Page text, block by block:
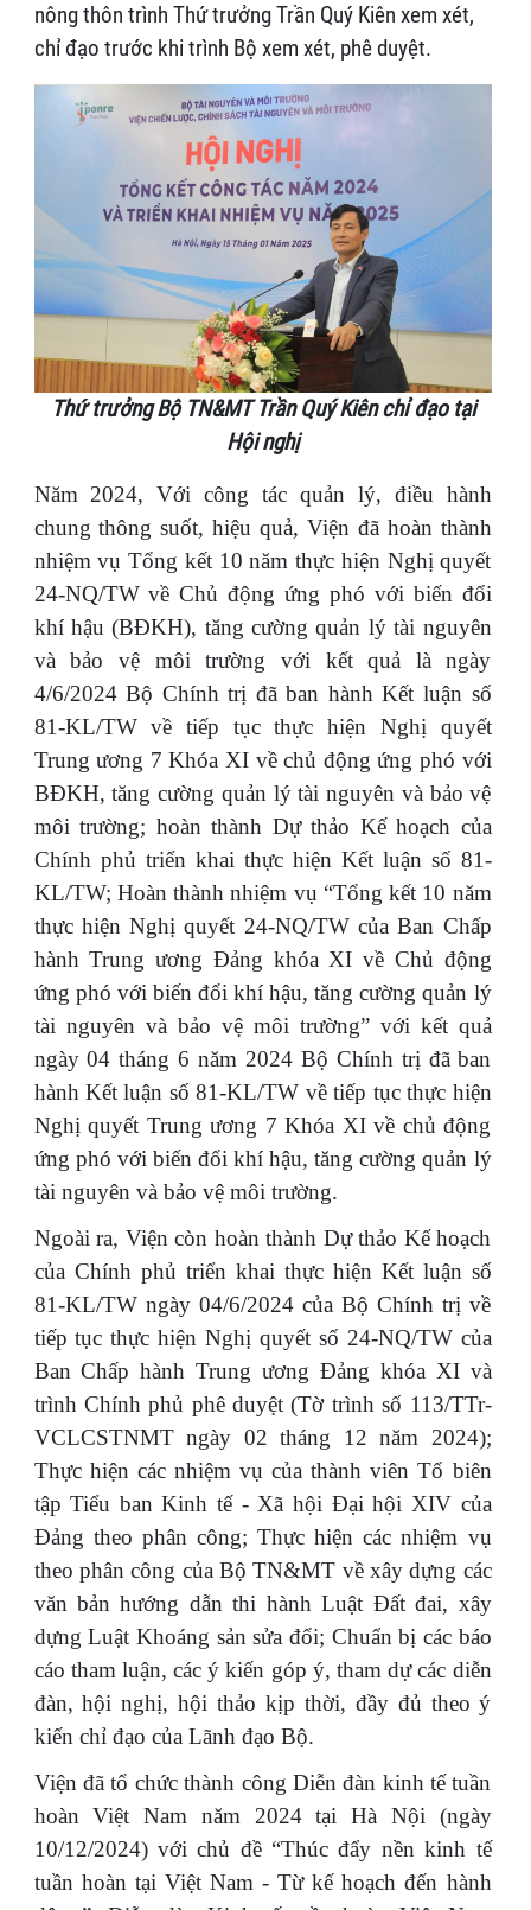
nông thôn trình Thứ trưởng Trần Quý Kiên xem xét,
chỉ đạo trước khi trình Bộ xem xét, phê duyệt.
Thứ trưởng Bộ TN&MT Trần Quý Kiên chỉ đạo tại
Hội nghị
Năm 2024, Với công tác quản lý, điều hành
chung thông suốt, hiệu quả, Viện đã hoàn thành
nhiệm vụ Tổng kết 10 năm thực hiện Nghị quyết
24-NQ/TW về Chủ động ứng phó với biến đổi
khí hậu (BĐKH), tăng cường quản lý tài nguyên
và bảo vệ môi trường với kết quả là ngày
4/6/2024 Bộ Chính trị đã ban hành Kết luận số
81-KL/TW về tiếp tục thực hiện Nghị quyết
Trung ương 7 Khóa XI về chủ động ứng phó với
BĐKH, tăng cường quản lý tài nguyên và bảo vệ
môi trường; hoàn thành Dự thảo Kế hoạch của
Chính phủ triển khai thực hiện Kết luận số 81-
KL/TW; Hoàn thành nhiệm vụ “Tổng kết 10 năm
thực hiện Nghị quyết 24-NQ/TW của Ban Chấp
hành Trung ương Đảng khóa XI về Chủ động
ứng phó với biến đổi khí hậu, tăng cường quản lý
tài nguyên và bảo vệ môi trường” với kết quả
ngày 04 tháng 6 năm 2024 Bộ Chính trị đã ban
hành Kết luận số 81-KL/TW về tiếp tục thực hiện
Nghị quyết Trung ương 7 Khóa XI về chủ động
ứng phó với biến đổi khí hậu, tăng cường quản lý
tài nguyên và bảo vệ môi trường.
Ngoài ra, Viện còn hoàn thành Dự thảo Kế hoạch
của Chính phủ triển khai thực hiện Kết luận số
81-KL/TW ngày 04/6/2024 của Bộ Chính trị về
tiếp tục thực hiện Nghị quyết số 24-NQ/TW của
Ban Chấp hành Trung ương Đảng khóa XI và
trình Chính phủ phê duyệt (Tờ trình số 113/TTr-
VCLCSTNMT ngày 02 tháng 12 năm 2024);
Thực hiện các nhiệm vụ của thành viên Tổ biên
tập Tiểu ban Kinh tế - Xã hội Đại hội XIV của
Đảng theo phân công; Thực hiện các nhiệm vụ
theo phân công của Bộ TN&MT về xây dựng các
văn bản hướng dẫn thi hành Luật Đất đai, xây
dựng Luật Khoáng sản sửa đổi; Chuẩn bị các báo
cáo tham luận, các ý kiến góp ý, tham dự các diễn
đàn, hội nghị, hội thảo kịp thời, đầy đủ theo ý
kiến chỉ đạo của Lãnh đạo Bộ.
Viện đã tổ chức thành công Diễn đàn kinh tế tuần
hoàn Việt Nam năm 2024 tại Hà Nội (ngày
10/12/2024) với chủ đề “Thúc đẩy nền kinh tế
tuần hoàn tại Việt Nam - Từ kế hoạch đến hành